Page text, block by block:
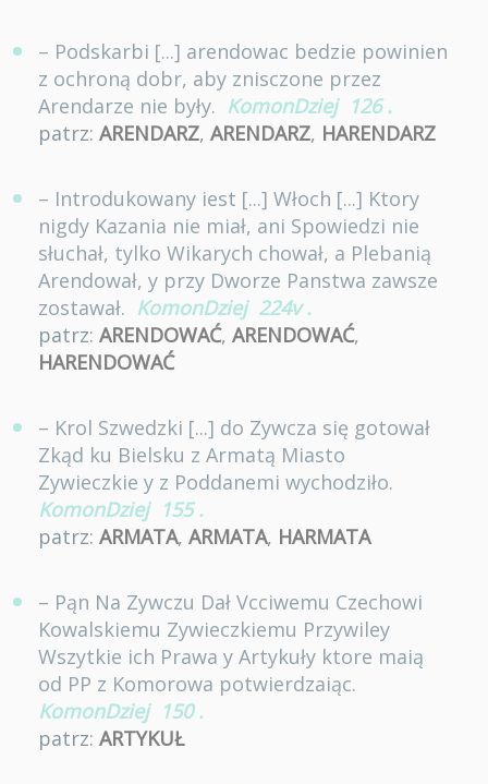
– Podskarbi [...] arendowac bedzie powinien
z ochroną dobr, aby znisczone przez
Arendarze nie były. KomonDziej 126 .
patrz: ARENDARZ, ARENDARZ, HARENDARZ
– Introdukowany iest [...] Włoch [...] Ktory
nigdy Kazania nie miał, ani Spowiedzi nie
słuchał, tylko Wikarych chował, a Plebanią
Arendował, y przy Dworze Panstwa zawsze
zostawał. KomonDziej 224v .
patrz: ARENDOWAĆ, ARENDOWAĆ,
HARENDOWAĆ
– Krol Szwedzki [...] do Zywcza się gotował
Zkąd ku Bielsku z Armatą Miasto
Zywieczkie y z Poddanemi wychodziło.
KomonDziej 155 .
patrz: ARMATA, ARMATA, HARMATA
– Pąn Na Zywczu Dał Vcciwemu Czechowi
Kowalskiemu Zywieczkiemu Przywiley
Wszytkie ich Prawa y Artykuły ktore maią
od PP z Komorowa potwierdzaiąc.
KomonDziej 150 .
patrz: ARTYKUŁ